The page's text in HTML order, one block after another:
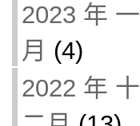
2023 年 一
月 (4)
2022 年 十